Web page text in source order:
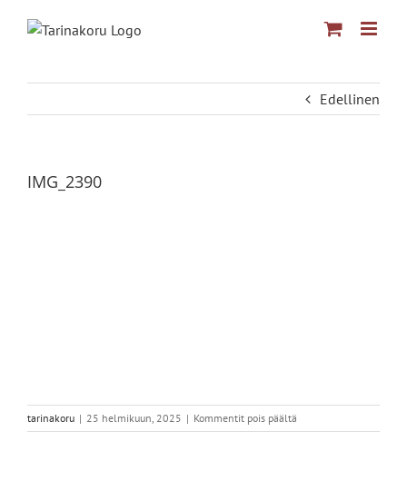
Edellinen
IMG_2390
tarinakoru | 25 helmikuun, 2025 | Kommentit pois päältä
IMG_2390